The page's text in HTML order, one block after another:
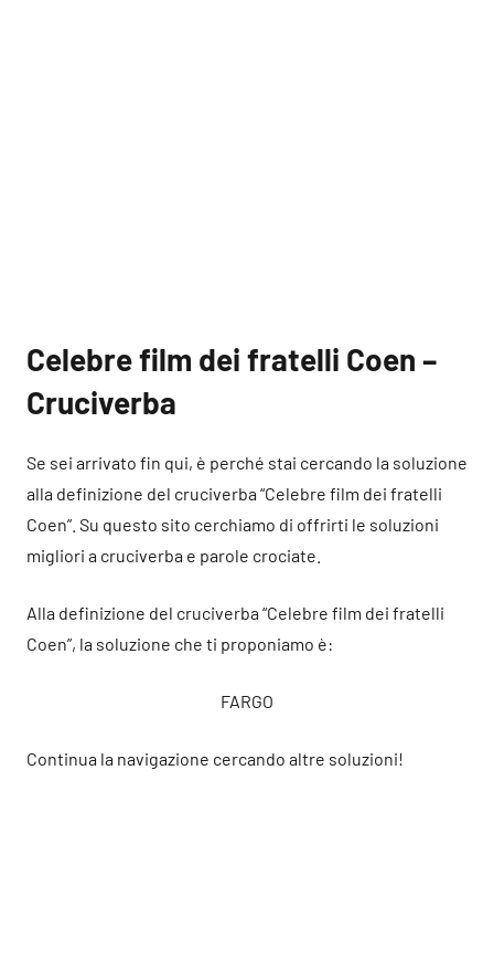
Celebre film dei fratelli Coen –
Cruciverba
Se sei arrivato fin qui, è perché stai cercando la soluzione
alla definizione del cruciverba “Celebre film dei fratelli
Coen”. Su questo sito cerchiamo di offrirti le soluzioni
migliori a cruciverba e parole crociate.
Alla definizione del cruciverba “Celebre film dei fratelli
Coen”, la soluzione che ti proponiamo è:
FARGO
Continua la navigazione cercando altre soluzioni!